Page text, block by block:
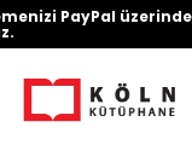
PayPal